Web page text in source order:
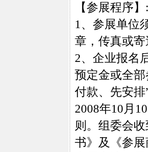
【参展程序】:
1、参展单位
章，传真或
2、企业报名
预定金或全
付款、先安
2008年10月
则。组委会
书》及《参